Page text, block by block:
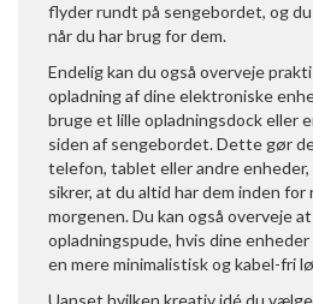
flyder rundt på sengebordet, og
når du har brug for dem.
Endelig kan du også overveje
opladning af dine elektroniske
bruge et lille opladningsdock eller
siden af sengebordet. Dette gør
telefon, tablet eller andre enheder,
sikrer, at du altid har dem inden
morgenen. Du kan også overveje
opladningspude, hvis dine
en mere minimalistisk og kabel-fri